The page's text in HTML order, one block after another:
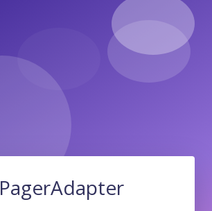
PagerAdapter